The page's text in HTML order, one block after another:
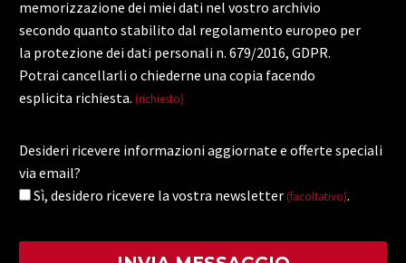
memorizzazione dei miei dati nel vostro archivio
secondo quanto stabilito dal regolamento europeo per
la protezione dei dati personali n. 679/2016, GDPR.
Potrai cancellarli o chiederne una copia facendo
esplicita richiesta. (richiesto)
Desideri ricevere informazioni aggiornate e offerte speciali
via email?
Sì, desidero ricevere la vostra newsletter (facoltativo).